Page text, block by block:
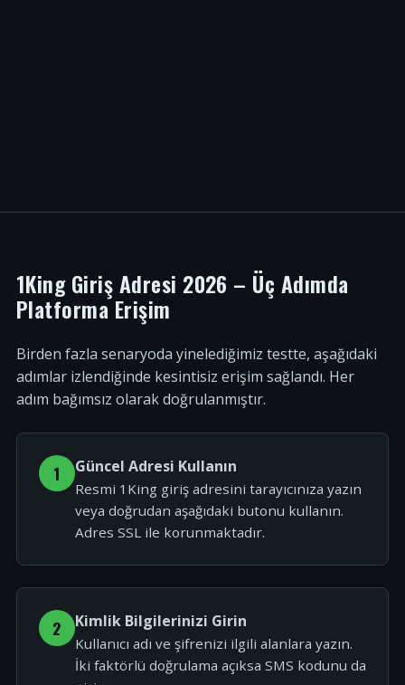
1King Giriş Adresi 2026 – Üç Adımda
Platforma Erişim
Birden fazla senaryoda yinelediğimiz testte, aşağıdaki
adımlar izlendiğinde kesintisiz erişim sağlandı. Her
adım bağımsız olarak doğrulanmıştır.
1 Güncel Adresi Kullanın
Resmi 1King giriş adresini tarayıcınıza yazın
veya doğrudan aşağıdaki butonu kullanın.
Adres SSL ile korunmaktadır.
2 Kimlik Bilgilerinizi Girin
Kullanıcı adı ve şifrenizi ilgili alanlara yazın.
İki faktörlü doğrulama açıksa SMS kodunu da